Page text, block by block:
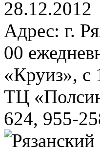
28.12.2012
Адрес: г.
00
«Круиз», с
ТЦ
624, 955-